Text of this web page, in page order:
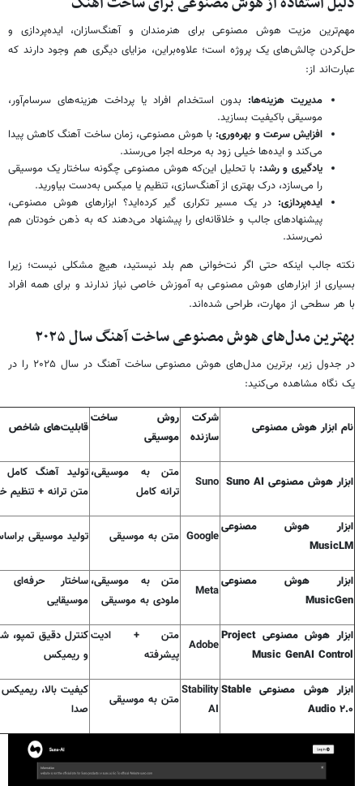
مهم‌ترین مزیت هوش مصنوعی برای هنرمندان و آهنگ‌سازان، ایده‌پردازی و
حل‌کردن چالش‌های یک پروژه است؛ علاوه‌براین، مزایای دیگری هم وجود دارند که
عبارت‌اند از:
مدیریت هزینه‌ها: بدون استخدام افراد یا پرداخت هزینه‌های سرسام‌آور،
موسیقی باکیفیت بسازید.
افزایش سرعت و بهره‌وری: با هوش مصنوعی، زمان ساخت آهنگ کاهش پیدا
می‌کند و ایده‌ها خیلی زود به مرحله اجرا می‌رسند.
یادگیری و رشد: با تحلیل این‌که هوش مصنوعی چگونه ساختار یک موسیقی
را می‌سازد، درک بهتری از آهنگ‌سازی، تنظیم یا میکس به‌دست بیاورید.
ایده‌پردازی: در یک مسیر تکراری گیر کرده‌اید؟ ابزارهای هوش مصنوعی،
پیشنهادهای جالب و خلاقانه‌ای را پیشنهاد می‌دهند که به ذهن خودتان هم
نمی‌رسند.
نکته جالب اینکه حتی اگر نت‌خوانی هم بلد نیستید، هیچ مشکلی نیست؛ زیرا
بسیاری از ابزارهای هوش مصنوعی به آموزش خاصی نیاز ندارند و برای همه افراد
با هر سطحی از مهارت، طراحی شده‌اند.
بهترین مدل‌های هوش مصنوعی ساخت آهنگ سال ۲۰۲۵
در جدول زیر، برترین مدل‌های هوش مصنوعی ساخت آهنگ در سال ۲۰۲۵ را در
یک نگاه مشاهده می‌کنید:
نام ابزار هوش مصنوعی
شرکت
سازنده
روش ساخت
موسیقی
قابلیت‌های شاخص
ابزار هوش مصنوعی Suno AI Suno
متن به موسیقی،
ترانه کامل
تولید آهنگ کامل
متن ترانه + تنظیم
ابزار هوش مصنوعی
MusicLM
Google متن به موسیقی تولید موسیقی
ابزار هوش مصنوعی
MusicGen
Meta
متن به موسیقی،
ملودی به موسیقی
ساختار
موسیقایی
ابزار هوش مصنوعی Project
Music GenAI Control
Adobe
متن + ادیت
پیشرفته
کنترل دقیق تمپو،
و ریمیکس
ابزار هوش مصنوعی Stable
Audio ۲.۰
Stability
AI
متن به موسیقی
کیفیت بالا،
صدا